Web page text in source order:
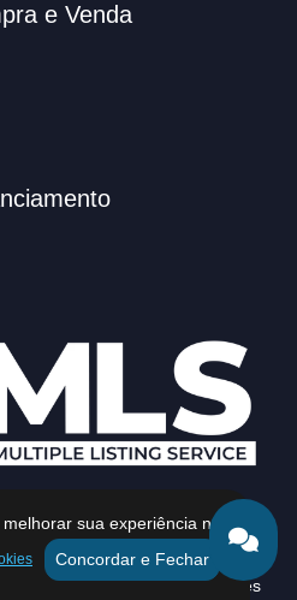
e Venda
imóveis e oportunidades
sua experiência no
Concordar e Fechar